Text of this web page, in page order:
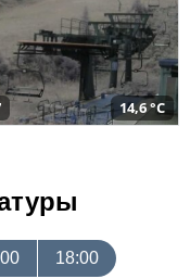
14,6 °C
18:00